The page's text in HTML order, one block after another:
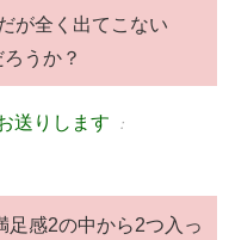
が全く出てこない
うか？
送りします ：
足感2の中から2つ入っ